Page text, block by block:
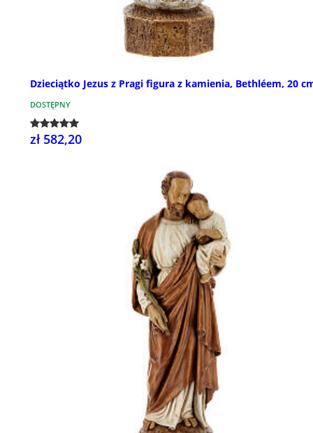
Dzieciątko Jezus z Pragi figura z kamienia, Bethléem, 20
DOSTĘPNY
zł 582,20